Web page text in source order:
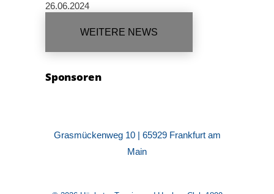
26.06.2024
WEITERE NEWS
Sponsoren
Grasmückenweg 10 | 65929 Frankfurt am
Main